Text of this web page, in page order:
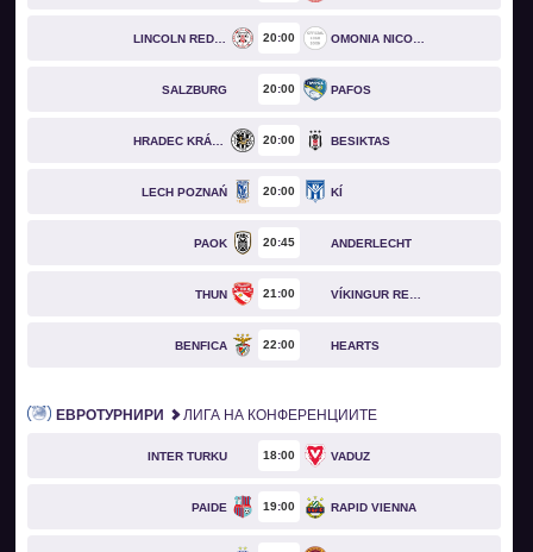
LINCOLN RED IMPS 20 00 OMONIA NICOSIA
SALZBURG 20 00 PAFOS
HRADEC KRÁLOVÉ 20 00 BESIKTAS
LECH POZNAŃ 20 00 KÍ
PAOK 20 45 ANDERLECHT
THUN 21 00
BENFICA 22 00 HEARTS
ЕВРОТУРНИРИ ЛИГА НА КОНФЕРЕНЦИИТЕ
INTER TURKU 18 00 VADUZ
PAIDE 19 00 RAPID VIENNA